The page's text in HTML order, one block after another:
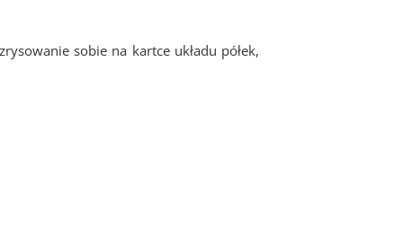
sobie na kartce układu półek,